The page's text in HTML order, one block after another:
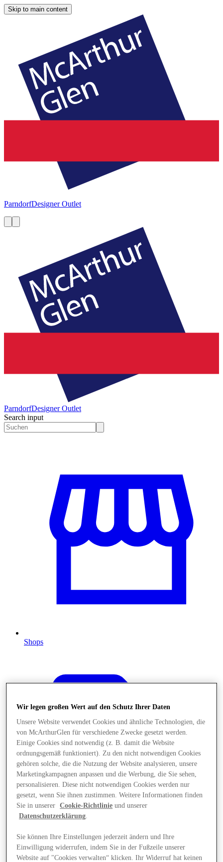
Skip to main content
ParndorfDesigner Outlet
ParndorfDesigner Outlet
Search input
Shops
Angebote
Wir legen großen Wert auf den Schutz Ihrer Daten
Unsere Website verwendet Cookies und ähnliche Technologien, die
von McArthurGlen für verschiedene Zwecke gesetzt werden.
Einige Cookies sind notwendig (z. B. damit die Website
ordnungsgemäß funktioniert). Zu den nicht notwendigen Cookies
gehören solche, die die Nutzung der Website analysieren, unsere
Marketingkampagnen anpassen und die Werbung, die Sie sehen,
personalisieren. Diese nicht notwendigen Cookies werden nur
gesetzt, wenn Sie ihnen zustimmen. Weitere Informationen finden
Sie in unserer
Cookie-Richtlinie und unserer
Datenschutzerklärung
Sie können Ihre Einstellungen jederzeit ändern und Ihre
Einwilligung widerrufen, indem Sie in der Fußzeile unserer
Website auf "Cookies verwalten“ klicken. Ihr Widerruf hat keinen